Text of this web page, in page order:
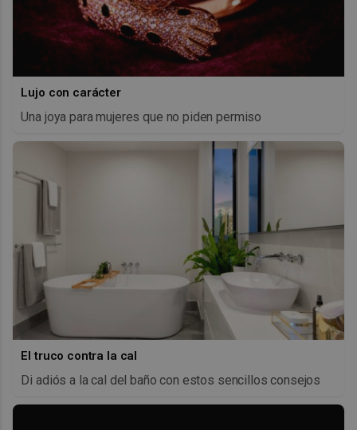
Lujo con carácter
Una joya para mujeres que no piden permiso
El truco contra la cal
Di adiós a la cal del baño con estos sencillos consejos